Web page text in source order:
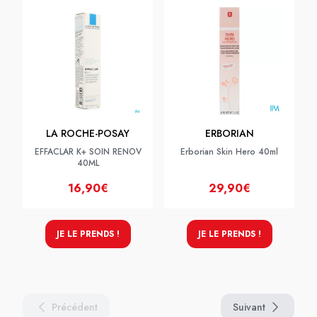
LA ROCHE-POSAY
EFFACLAR K+ SOIN RENOV
40ML
16,90€
JE LE PRENDS !
ERBORIAN
Erborian Skin Hero 40ml
29,90€
JE LE PRENDS !
Précédent Suivant